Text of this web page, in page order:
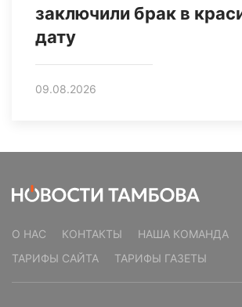
заключили брак в
дату
09.08.2026
О НАС КОНТАКТЫ НАША КОМАНДА
ТАРИФЫ САЙТА
ТАРИФЫ ГАЗЕТЫ